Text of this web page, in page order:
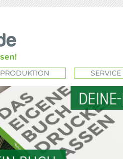
PRODUKTION SERVICE